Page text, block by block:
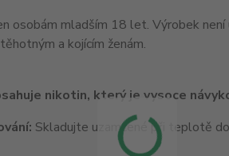
a kojícím ženám.
nikotin, který je vysoce
Skladujte uzamčené při teplotě